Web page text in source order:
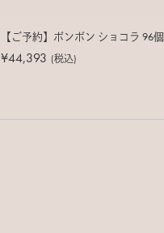
【ご予約】ボンボン ショコラ 96個
¥44,393 (税込)